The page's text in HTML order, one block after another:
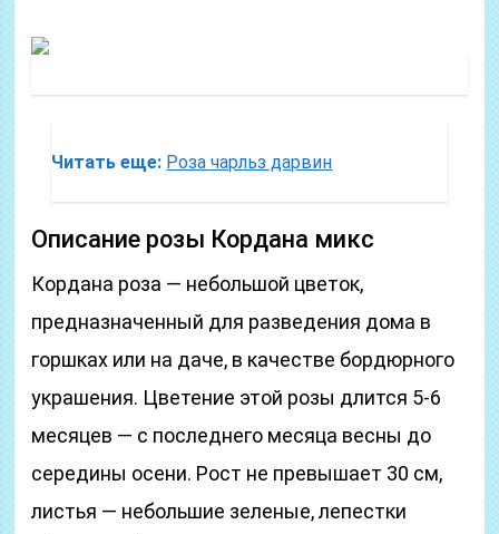
Читать еще: Роза чарльз дарвин
Описание розы Кордана микс
Кордана роза — небольшой цветок,
предназначенный для разведения дома в
горшках или на даче, в качестве бордюрного
украшения. Цветение этой розы длится 5-6
месяцев — с последнего месяца весны до
середины осени. Рост не превышает 30 см,
листья — небольшие зеленые, лепестки